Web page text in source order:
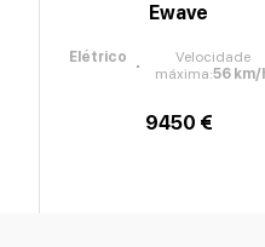
Ewave
Elétrico
Velocidade
máxima:56 km/
9450 €